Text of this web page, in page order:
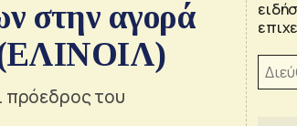
στην αγορά
(ΕΛΙΝΟΙΛ)
πρόεδρος του